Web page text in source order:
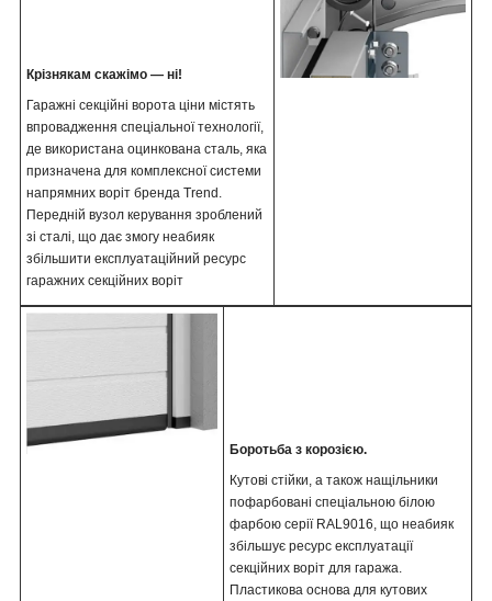
Крізнякам скажімо — ні!
Гаражні секційні ворота ціни містять
впровадження спеціальної технології,
де використана оцинкована сталь, яка
призначена для комплексної системи
напрямних воріт бренда Trend.
Передній вузол керування зроблений
зі сталі, що дає змогу неабияк
збільшити експлуатаційний ресурс
гаражних секційних воріт
Боротьба з корозією.
Кутові стійки, а також нащільники
пофарбовані спеціальною білою
фарбою серії RAL9016, що неабияк
збільшує ресурс експлуатації
секційних воріт для гаража.
Пластикова основа для кутових